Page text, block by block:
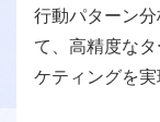
行動パターン
て、高精度な
ケティングを実